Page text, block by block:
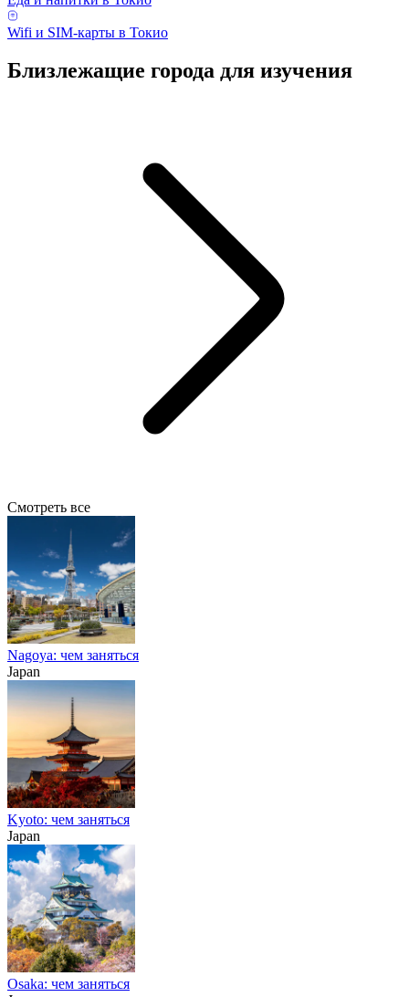
Wifi и SIM-карты в Токио
Близлежащие города для изучения
Смотреть все
Nagoya: чем заняться
Japan
Kyoto: чем заняться
Japan
Osaka: чем заняться